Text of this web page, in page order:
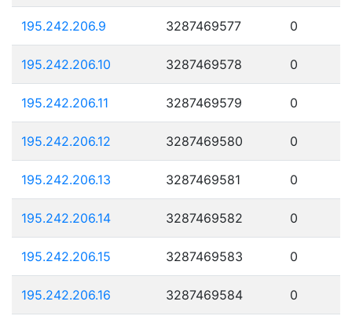
195.242.206.9 3287469577 0
195.242.206.10 3287469578 0
195.242.206.11 3287469579 0
195.242.206.12 3287469580 0
195.242.206.13 3287469581 0
195.242.206.14 3287469582 0
195.242.206.15 3287469583 0
195.242.206.16 3287469584 0